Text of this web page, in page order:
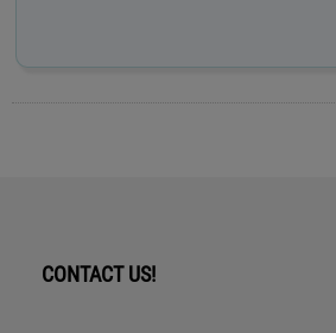
CONTACT US!